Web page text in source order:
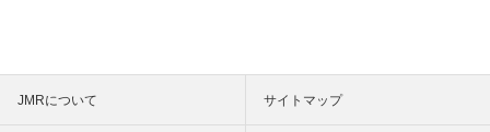
JMRについて サイトマップ